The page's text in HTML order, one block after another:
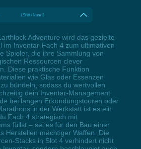
LShift+Num 3
Adventure wird das gezielte
im Inventar-Fach 4 zum ultimativen
Spieler, die ihre Sammlung von
Ressourcen clever
Diese praktische Funktion
wie Glas oder Essenzen
bündeln, sodass du wertvollen
dein Inventar-Management
bei langen Erkundungstouren oder
in der Werkstatt ist es ein
Fach 4 strategisch mit
füllst – sei es für den Bau einer
Herstellen mächtiger Waffen. Die
Stacks in Slot 4 verhindert nicht